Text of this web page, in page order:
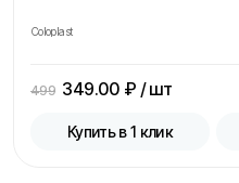
Coloplast
499 349.00 ₽ / шт
Купить в 1 клик